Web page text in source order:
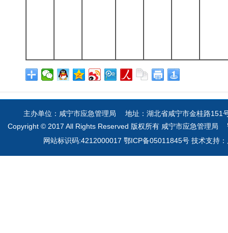
主办单位：咸宁市应急管理局 地址：湖北省咸宁市金桂路
Copyright © 2017 All Rights Reserved 版权所有 咸宁市应急管理局
网站标识码:4212000017 鄂ICP备05011845号 技术支持